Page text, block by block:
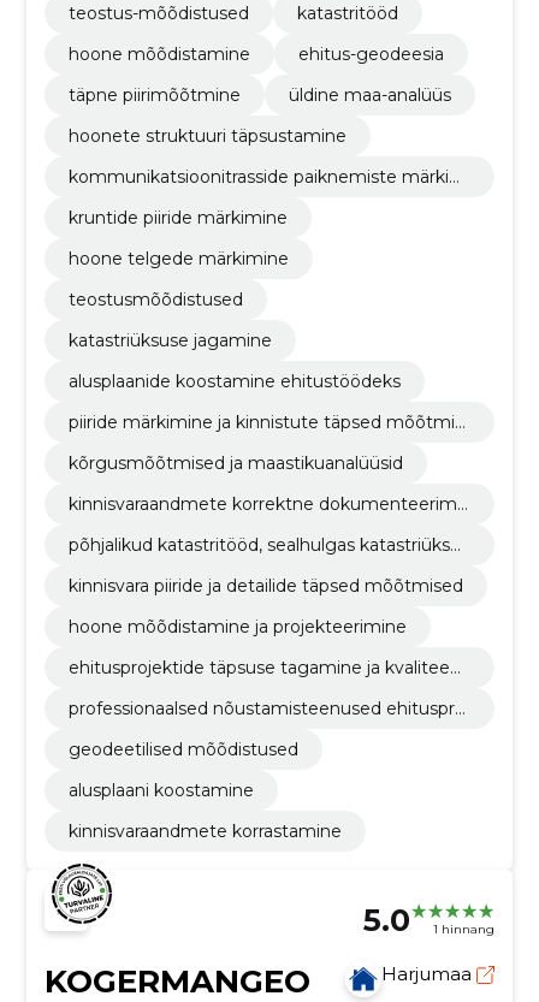
teostus-mõõdistused
katastritööd
hoone mõõdistamine
ehitus-geodeesia
täpne piirimõõtmine
üldine maa-analüüs
hoonete struktuuri täpsustamine
kommunikatsioonitrasside paiknemiste märkimi
kruntide piiride märkimine
hoone telgede märkimine
teostusmõõdistused
katastriüksuse jagamine
alusplaanide koostamine ehitustöödeks
piiride märkimine ja kinnistute täpsed mõõtmis
kõrgusmõõtmised ja maastikuanalüüsid
kinnisvaraandmete korrektne dokumenteerimi
põhjalikud katastritööd, sealhulgas katastriüksus
kinnisvara piiride ja detailide täpsed mõõtmised
hoone mõõdistamine ja projekteerimine
ehitusprojektide täpsuse tagamine ja kvaliteedi
professionaalsed nõustamisteenused ehituspro
geodeetilised mõõdistused
alusplaani koostamine
kinnisvaraandmete korrastamine
5.0 1 hinnang
KOGERMANGEO
Harjumaa